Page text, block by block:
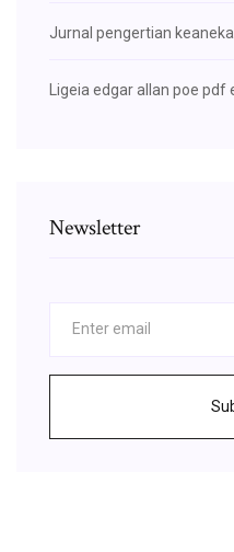
Jurnal pengertian
Ligeia edgar allan poe pdf
Newsletter